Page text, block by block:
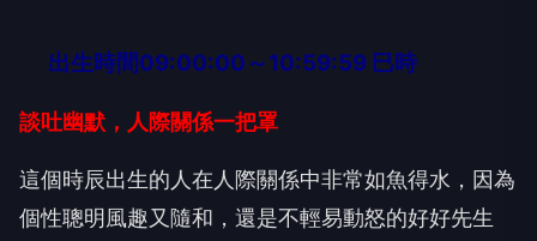
出生時間09:00:00～10:59:59 巳時
談吐幽默，人際關係一把罩
這個時辰出生的人在人際關係中非常如魚得水，因為
個性聰明風趣又隨和，還是不輕易動怒的好好先生